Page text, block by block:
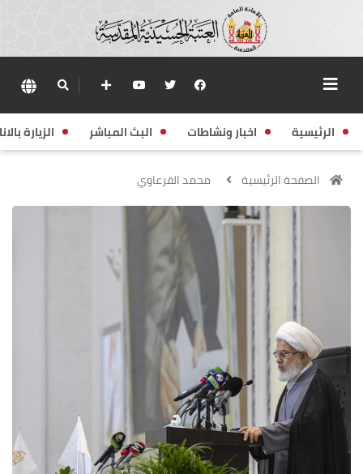
الرئيسية اخبار ونشاطات البث المباشر الزيارة
الصفحة الرئيسية محمد القرعاوي